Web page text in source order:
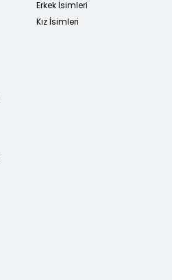
Erkek İsimleri
Kız İsimleri